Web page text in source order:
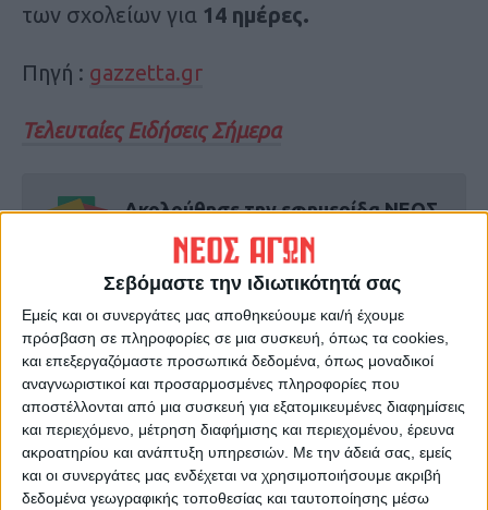
Σεβόμαστε την ιδιωτικότητά σας
Εμείς και οι συνεργάτες μας αποθηκεύουμε και/ή έχουμε
πρόσβαση σε πληροφορίες σε μια συσκευή, όπως τα cookies,
και επεξεργαζόμαστε προσωπικά δεδομένα, όπως μοναδικοί
αναγνωριστικοί και προσαρμοσμένες πληροφορίες που
αποστέλλονται από μια συσκευή για εξατομικευμένες διαφημίσεις
και περιεχόμενο, μέτρηση διαφήμισης και περιεχομένου, έρευνα
ακροατηρίου και ανάπτυξη υπηρεσιών. Με την άδειά σας, εμείς
και οι συνεργάτες μας ενδέχεται να χρησιμοποιήσουμε ακριβή
δεδομένα γεωγραφικής τοποθεσίας και ταυτοποίησης μέσω
των σχολείων για 14 ημέρες.
Πηγή : gazzetta.gr
Τελευταίες Ειδήσεις Σήμερα
Ακολούθησε την εφημερίδα ΝΕΟΣ
ΑΓΩΝ στο Google News!
Όλες οι εξελίξεις στην περιοχή της
Καρδίτσας και ευρύτερα της Θεσσαλίας
ΠΡΟΗΓΟΥΜΕΝΟ ΑΡΘΡΟ
Κορωνοϊός στην Κύπρο:
Ακόμα τρία επιβεβαιώθηκαν
στα Κατεχόμενα
ΕΠΟΜΕΝΟ ΑΡΘΡΟ
Πρόεδροι Ιατρικών
Συλλόγων Θεσσαλίας: Να
κλείσουν άμεσα καφετέριες,
εστιατόρια, μπαρ